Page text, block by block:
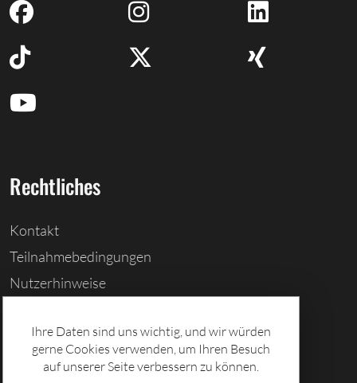
Rechtliches
Kontakt
Teilnahmebedingungen
Nutzerhinweise
Cookies löschen
Datenschutz
Ihre Daten sind uns wichtig, und wir würden
gerne Cookies verwenden, um Ihren Besuch
auf unserer Seite verbessern zu können.